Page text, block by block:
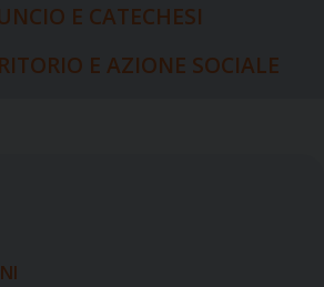
E CATECHESI
E AZIONE SOCIALE